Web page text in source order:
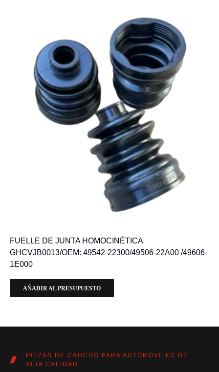
FUELLE DE JUNTA HOMOCINÉTICA
GHCVJB0013/OEM: 49542-22300/49506-22A00 /49606-
1E000
AÑADIR AL PRESUPUESTO
PIEZAS DE CAUCHO PARA AUTOMÓVILES DE
ALTA CALIDAD